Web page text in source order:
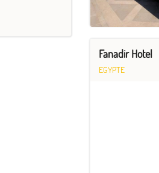
Fanadir Hotel
EGYPTE